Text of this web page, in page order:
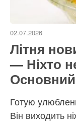
02.07.2026
Літня
— Ніхто
Основний
Готую
Він виходить